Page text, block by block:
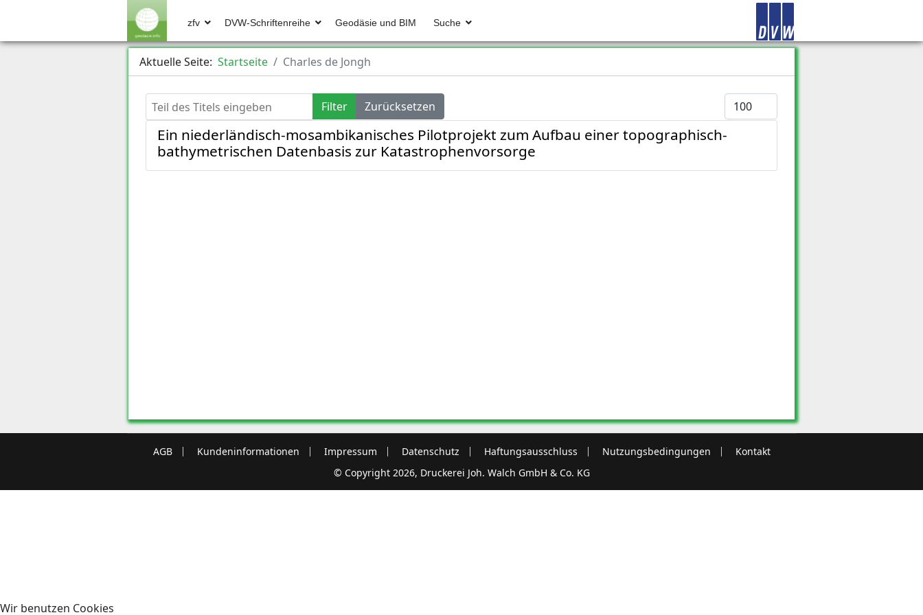
zfv DVW-Schriftenreihe Geodäsie und BIM Suche
Aktuelle Seite: Startseite Charles de Jongh
Teil des Titels eingeben Filter Zurücksetzen Anzeige #
Ein niederländisch-mosambikanisches Pilotprojekt zum Aufbau einer topographisch-
bathymetrischen Datenbasis zur Katastrophenvorsorge
AGB Kundeninformationen Impressum Datenschutz Haftungsausschluss Nutzungsbedingungen
Kontakt
© Copyright 2026, Druckerei Joh. Walch GmbH & Co. KG
Wir benutzen Cookies